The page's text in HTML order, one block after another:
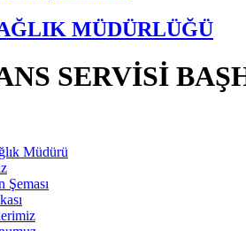
MÜDÜRLÜĞÜ
SERVİSİ
Müdürü
Şeması